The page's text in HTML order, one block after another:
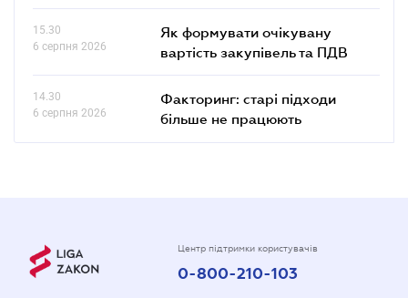
15.30
6 серпня 2026
Як формувати очікувану
вартість закупівель та ПДВ
14.30
6 серпня 2026
Факторинг: старі підходи
більше не працюють
Центр підтримки користувачів
0-800-210-103